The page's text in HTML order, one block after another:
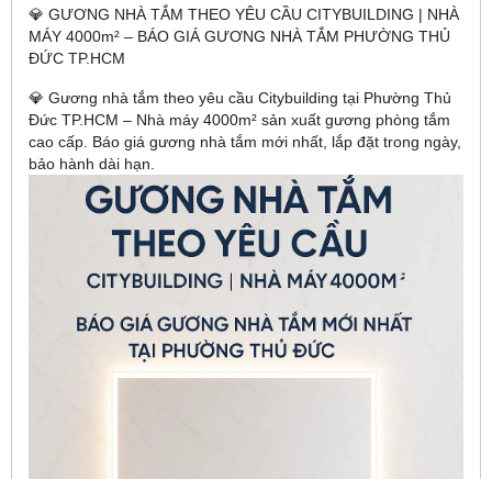
💎 GƯƠNG NHÀ TẮM THEO YÊU CẦU CITYBUILDING | NHÀ
MÁY 4000m² – BÁO GIÁ GƯƠNG NHÀ TẮM PHƯỜNG THỦ
ĐỨC TP.HCM
💎 Gương nhà tắm theo yêu cầu Citybuilding tại Phường Thủ
Đức TP.HCM – Nhà máy 4000m² sản xuất gương phòng tắm
cao cấp. Báo giá gương nhà tắm mới nhất, lắp đặt trong ngày,
bảo hành dài hạn.